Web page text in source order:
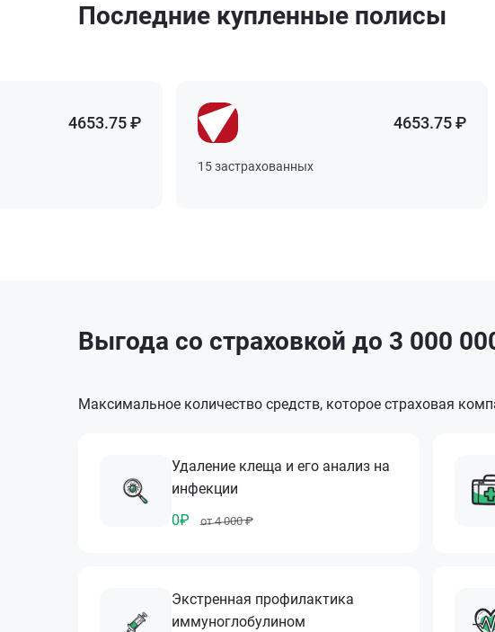
Последние купленные полисы
4653.75 ₽ 4653.75 ₽
15 застрахованных
4653.75 ₽ 4653.75 ₽
15 застрахованных
4653.75 ₽ 4653.75 ₽
15 застрахованных
4653.75 ₽ 4653.75 ₽
15 застрахованных
Выгода со страховкой до 3 000
Максимальное количество средств, которое страховая
Удаление клеща и его анализ на
инфекции
0₽
от 4 000 ₽
Экстренная профилактика
иммуноглобулином